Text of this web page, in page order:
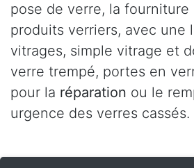
pose de verre, la fourniture
produits verriers, avec une
vitrages, simple vitrage et
verre trempé, portes en
pour la réparation ou le
urgence des verres cassés.